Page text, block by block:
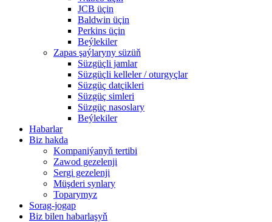
JCB üçin
Baldwin üçin
Perkins üçin
Beýlekiler
Zapas şaýlaryny süzüň
Süzgüçli jamlar
Süzgüçli kelleler / oturgyçlar
Süzgüç datçikleri
Süzgüç simleri
Süzgüç nasoslary
Beýlekiler
Habarlar
Biz hakda
Kompaniýanyň tertibi
Zawod gezelenji
Sergi gezelenji
Müşderi synlary
Toparymyz
Sorag-jogap
Biz bilen habarlaşyň